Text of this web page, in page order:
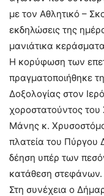
με τον Αθλητικό –
εκδηλώσεις της
μανιάτικα
Η κορύφωση των
πραγματοποιήθηκε
Δοξολογίας στον
χοροστατούντος
Μάνης κ.
πλατεία του Πύργου
δέηση υπέρ των
κατάθεση στεφάνων.
Στη συνέχεια ο